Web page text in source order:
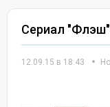
Сериал
12.09.15 в 18:43